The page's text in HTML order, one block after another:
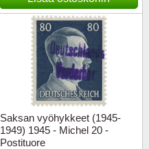
Saksan vyöhykkeet (1945-
1949) 1945 - Michel 20 -
Postituore